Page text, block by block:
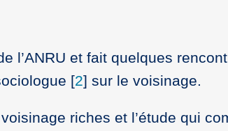
l’ANRU et fait quelques
[2] sur le voisinage.
riches et l’étude qui